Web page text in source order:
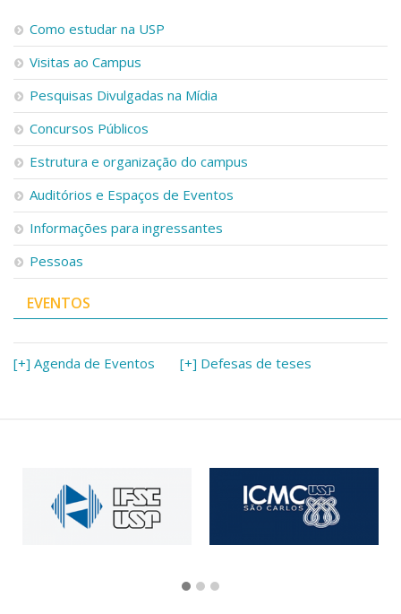
Como estudar na USP
Visitas ao Campus
Pesquisas Divulgadas na Mídia
Concursos Públicos
Estrutura e organização do campus
Auditórios e Espaços de Eventos
Informações para ingressantes
Pessoas
EVENTOS
[+] Agenda de Eventos [+] Defesas de teses